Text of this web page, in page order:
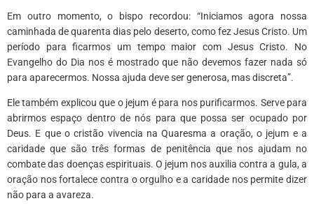
Em outro momento, o bispo recordou: “Iniciamos agora nossa
caminhada de quarenta dias pelo deserto, como fez Jesus Cristo. Um
período para ficarmos um tempo maior com Jesus Cristo. No
Evangelho do Dia nos é mostrado que não devemos fazer nada só
para aparecermos. Nossa ajuda deve ser generosa, mas discreta”.
Ele também explicou que o jejum é para nos purificarmos. Serve para
abrirmos espaço dentro de nós para que possa ser ocupado por
Deus. E que o cristão vivencia na Quaresma a oração, o jejum e a
caridade que são três formas de penitência que nos ajudam no
combate das doenças espirituais. O jejum nos auxilia contra a gula, a
oração nos fortalece contra o orgulho e a caridade nos permite dizer
não para a avareza.